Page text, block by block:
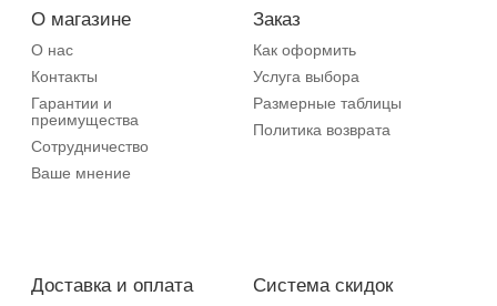
О магазине
О нас
Контакты
Гарантии и
преимущества
Сотрудничество
Ваше мнение
Заказ
Как оформить
Услуга выбора
Размерные таблицы
Политика возврата
Доставка и оплата Система скидок